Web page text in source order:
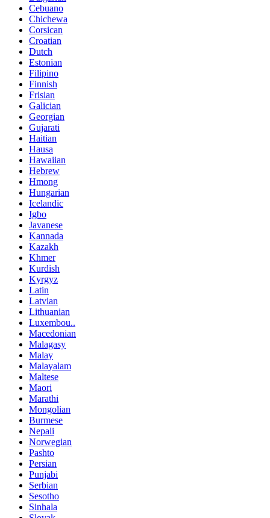
Cebuano
Chichewa
Corsican
Croatian
Dutch
Estonian
Filipino
Finnish
Frisian
Galician
Georgian
Gujarati
Haitian
Hausa
Hawaiian
Hebrew
Hmong
Hungarian
Icelandic
Igbo
Javanese
Kannada
Kazakh
Khmer
Kurdish
Kyrgyz
Latin
Latvian
Lithuanian
Luxembou..
Macedonian
Malagasy
Malay
Malayalam
Maltese
Maori
Marathi
Mongolian
Burmese
Nepali
Norwegian
Pashto
Persian
Punjabi
Serbian
Sesotho
Sinhala